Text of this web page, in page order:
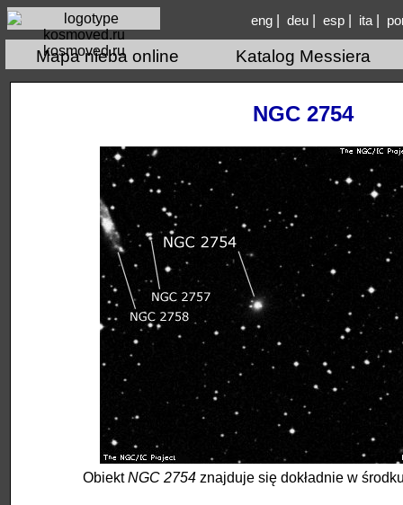
kosmoved.ru
eng| deu| esp| ita|
Mapa nieba online Katalog Messiera
NGC 2754
ObiektNGC 2754 znajduje się dokładnie w